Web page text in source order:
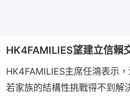
HK4FAMILIES望建立信賴
HK4FAMILIES主席任鴻表示
若家族的結構性挑戰得不到解